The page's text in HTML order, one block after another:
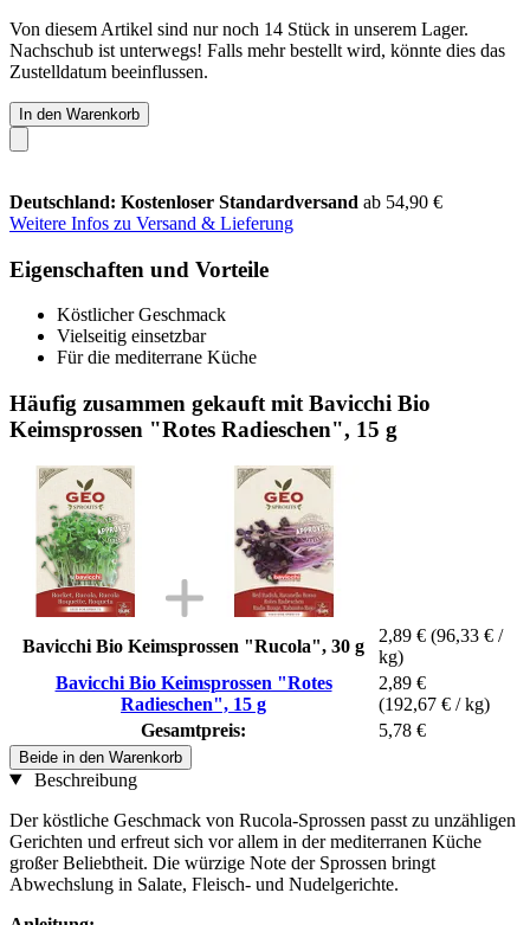
Von diesem Artikel sind nur noch 14 Stück in unserem Lager.
Nachschub ist unterwegs! Falls mehr bestellt wird, könnte dies das
Zustelldatum beeinflussen.
In den Warenkorb
Deutschland: Kostenloser Standardversand ab 54,90 €
Weitere Infos zu Versand & Lieferung
Eigenschaften und Vorteile
Köstlicher Geschmack
Vielseitig einsetzbar
Für die mediterrane Küche
Häufig zusammen gekauft mit Bavicchi Bio
Keimsprossen "Rotes Radieschen", 15 g
Bavicchi Bio Keimsprossen "Rucola", 30 g
2,89 € (96,33 € /
kg)
Bavicchi Bio Keimsprossen "Rotes
Radieschen", 15 g
2,89 €
(192,67 € / kg)
Gesamtpreis:
5,78 €
Beide in den Warenkorb
Beschreibung
Der köstliche Geschmack von Rucola-Sprossen passt zu unzähligen
Gerichten und erfreut sich vor allem in der mediterranen Küche
großer Beliebtheit. Die würzige Note der Sprossen bringt
Abwechslung in Salate, Fleisch- und Nudelgerichte.